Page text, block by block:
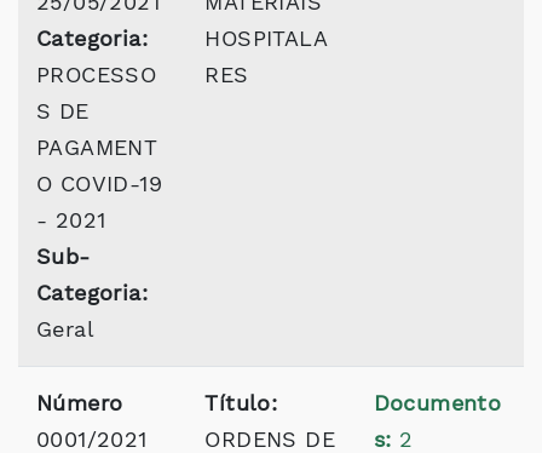
Categoria:
PROCESSO
S DE
PAGAMENT
O COVID-19
- 2021
Sub-
Categoria:
Geral
HOSPITALA
RES
Número
0001/2021
Título:
ORDENS DE
Documento
s: 2